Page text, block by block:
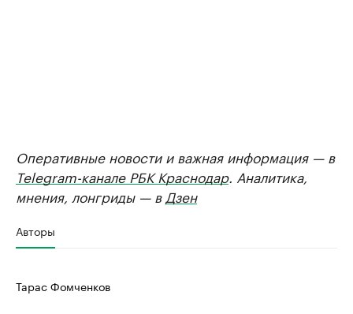
Оперативные новости и важная информация — в
Telegram-канале РБК Краснодар. Аналитика,
мнения, лонгриды — в Дзен
Авторы
Тарас Фомченков